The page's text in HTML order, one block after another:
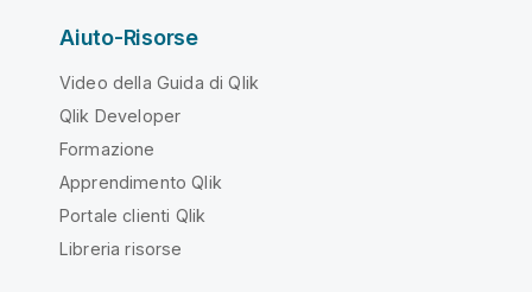
Aiuto-Risorse
Video della Guida di Qlik
Qlik Developer
Formazione
Apprendimento Qlik
Portale clienti Qlik
Libreria risorse